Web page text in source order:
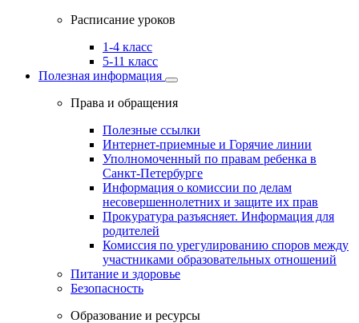
Расписание уроков
1-4 класс
5-11 класс
Полезная информация
Права и обращения
Полезные ссылки
Интернет-приемные и Горячие линии
Уполномоченный по правам ребенка в
Санкт-Петербурге
Информация о комиссии по делам
несовершеннолетних и защите их прав
Прокуратура разъясняет. Информация для
родителей
Комиссия по урегулированию споров между
участниками образовательных отношений
Питание и здоровье
Безопасность
Образование и ресурсы